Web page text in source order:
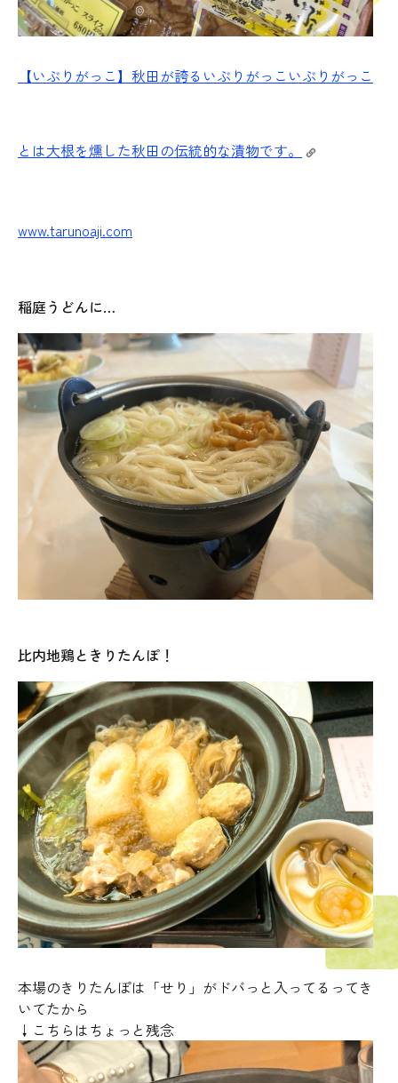
【いぶりがっこ】秋田が誇るいぶりがっこ いぶりがっこ
とは大根を燻した秋田の伝統的な漬物です。
www.tarunoaji.com
稲庭うどんに…
比内地鶏ときりたんぽ！
本場のきりたんぽは「せり」がドバっと入ってるってき
いてたから
↓こちらはちょっと残念